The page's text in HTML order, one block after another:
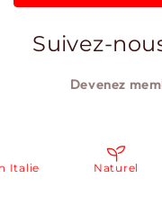
Suivez-
Devenez
Naturel